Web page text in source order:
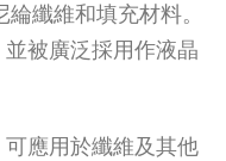
纖維和填充材料。
被廣泛採用作液晶
應用於纖維及其他